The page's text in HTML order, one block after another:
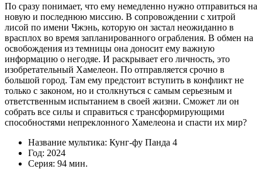
По сразу понимает, что ему немедленно нужно отправиться на
новую и последнюю миссию. В сопровождении с хитрой
лисой по имени Чжэнь, которую он застал неожиданно в
врасплох во время запланированного ограбления. В обмен на
освобождения из темницы она доносит ему важную
информацию о негодяе. И раскрывает его личность, это
изобретательный Хамелеон. По отправляется срочно в
большой город. Там ему предстоит вступить в конфликт не
только с законом, но и столкнуться с самым серьезным и
ответственным испытанием в своей жизни. Сможет ли он
собрать все силы и справиться с трансформирующими
способностями непреклонного Хамелеона и спасти их мир?
Название мультика: Кунг-фу Панда 4
Год: 2024
Серия: 94 мин.